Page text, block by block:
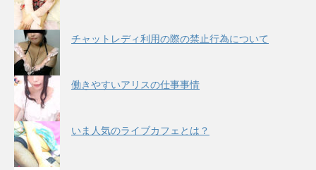
チャットレディ利用の際の禁止行為について
働きやすいアリスの仕事事情
いま人気のライブカフェとは？